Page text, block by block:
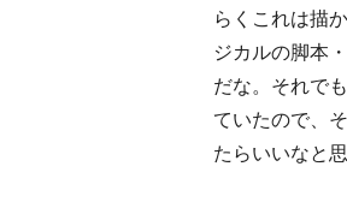
らくこれは描
ジカルの脚本
だな。それで
ていたので、
たらいいなと